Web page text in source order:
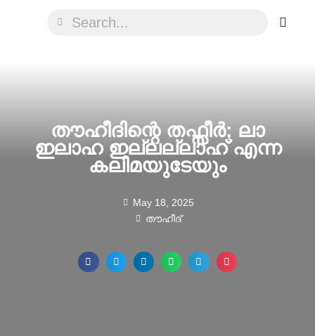
തൗഹീദിന്റെ തഫ്സീർ; ലാ
ഇലാഹ ഇല്ലല്ലാഹ് എന്ന
കലിമയുടേയും
May 18, 2025
തൗഹീദ്